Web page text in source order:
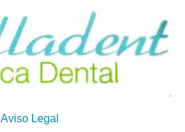
Aviso Legal